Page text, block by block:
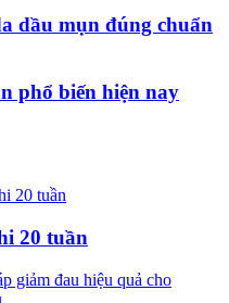
dầu mụn đúng chuẩn
phổ biến hiện nay
20 tuần